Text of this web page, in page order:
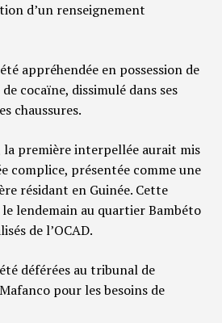
d’un renseignement
appréhendée en possession de
cocaïne, dissimulé dans ses
chaussures.
la première interpellée aurait mis
complice, présentée comme une
résidant en Guinée. Cette
lendemain au quartier Bambéto
de l’OCAD.
déférées au tribunal de
pour les besoins de